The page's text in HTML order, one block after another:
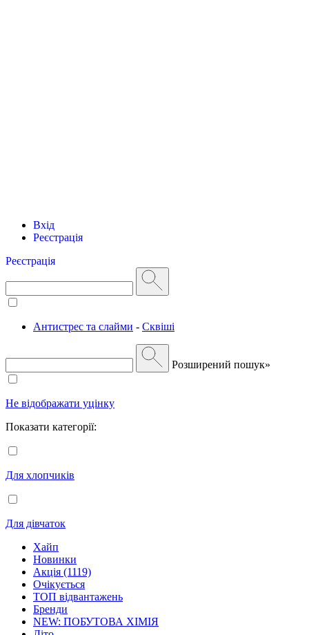
Вхід
Реєстрація
Реєстрація
Антистрес та слайми - Сквіші
Розширений пошук»
Не відображати уцінку
Показати категорії:
Для хлопчиків
Для дівчаток
Хайп
Новинки
Акція (1119)
Очікується
ТОП відвантажень
Бренди
NEW: ПОБУТОВА ХІМІЯ